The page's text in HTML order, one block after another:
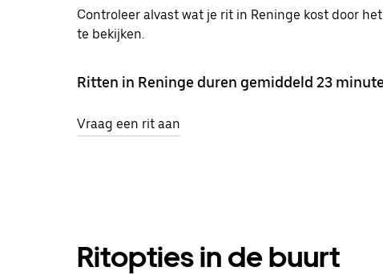
Controleer alvast wat je rit in Reninge kost door
te bekijken.
Ritten in Reninge duren gemiddeld 23
Vraag een rit aan
Ritopties in de buurt